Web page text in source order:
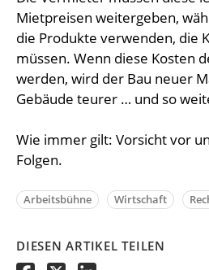
Mietpreisen weitergeben,
die Produkte verwenden, die
müssen. Wenn diese Kosten
werden, wird der Bau neuer
Gebäude teurer … und so
Wie immer gilt: Vorsicht vor
Folgen.
Arbeitsbühne Wirtschaft
DIESEN ARTIKEL TEILEN